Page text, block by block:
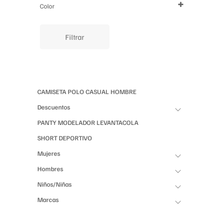
Color
Filtrar
CAMISETA POLO CASUAL HOMBRE
Descuentos
PANTY MODELADOR LEVANTACOLA
SHORT DEPORTIVO
Mujeres
Hombres
Niños/Niñas
Marcas